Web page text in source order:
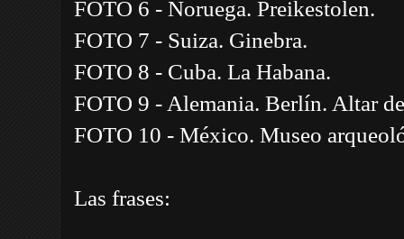
FOTO 6 - Noruega. Preikestolen.
FOTO 7 - Suiza. Ginebra.
FOTO 8 - Cuba. La Habana.
FOTO 9 - Alemania. Berlín. Altar
FOTO 10 - México. Museo
Las frases: